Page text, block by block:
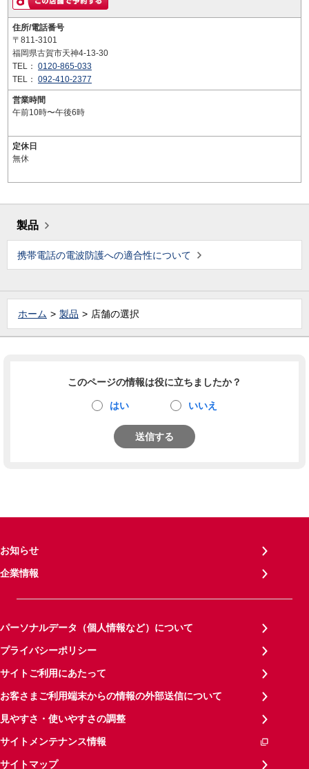
住所/電話番号
〒811-3101
福岡県古賀市天神4-13-30
TEL： 0120-865-033
TEL： 092-410-2377
営業時間
午前10時〜午後6時
定休日
無休
製品
携帯電話の電波防護への適合性について
ホーム 製品 店舗の選択
このページの情報は役に立ちましたか？
はい いいえ
送信する
お知らせ
企業情報
パーソナルデータ（個人情報など）について
プライバシーポリシー
サイトご利用にあたって
お客さまご利用端末からの情報の外部送信について
見やすさ・使いやすさの調整
サイトメンテナンス情報
サイトマップ